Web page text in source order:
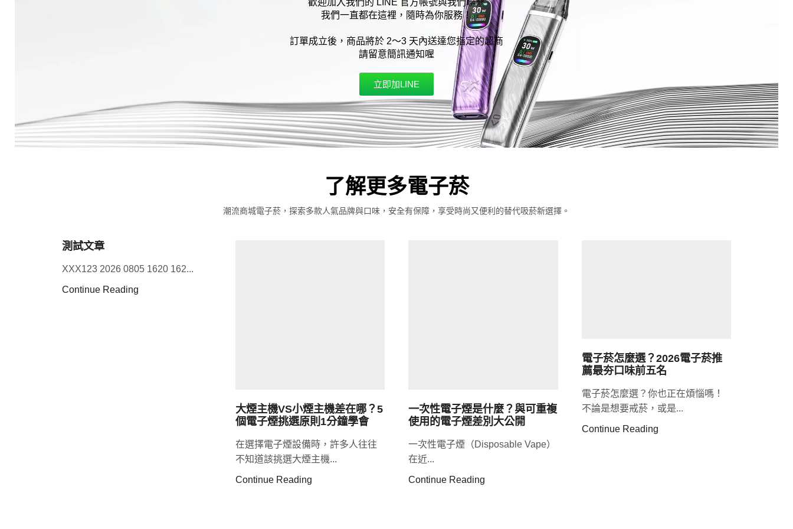
我們一直都在這裡，隨時為你服務！
訂單成立後，商品將於 2～3 天內送達您指定的超商
請留意簡訊通知喔
立即加LINE
了解更多電子菸
潮流商城電子菸，探索多款人氣品牌與口味，安全有保障，享受時尚又便利的替代吸菸新選擇。
測試文章
XXX123 2026 0805 1620 162...
Continue Reading
大煙主機VS小煙主機差在哪？5
個電子煙挑選原則1分鐘學會
在選擇電子煙設備時，許多人往往
不知道該挑選大煙主機...
Continue Reading
一次性電子煙是什麼？與可重複
使用的電子煙差別大公開
一次性電子煙（Disposable Vape）
在近...
Continue Reading
電子菸怎麼選？2026電子菸推
薦最夯口味前五名
電子菸怎麼選？你也正在煩惱嗎！
不論是想要戒菸，或是...
Continue Reading